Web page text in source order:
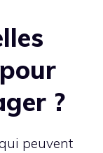
?
peuvent